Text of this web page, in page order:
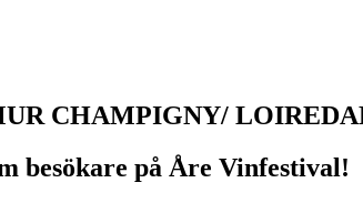
CHAMPIGNY/
besökare på Åre Vinfestival!